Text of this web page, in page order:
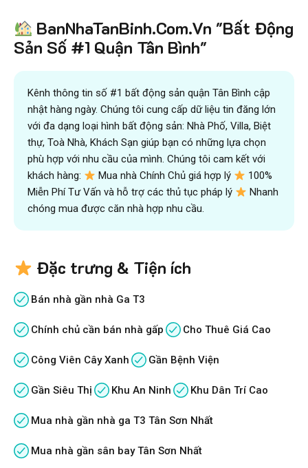
Tiết kiệmhơn 90% thời gian , mua bán được nhanh hơn
và kiếm được nhiều tiền hơn với sự trợ giúp đắc lực của
đội ngũ chuyên gia VICTORY REAL
Trên 10.500 Khách Hàng Đã Tìm Mua
Nhanh
BanNhaTanBinh.Com.Vn "Bất Động
Sản Số #1 Quận Tân Bình"
Kênh thông tin số #1 bất động sản quận Tân Bình cập
nhật hàng ngày. Chúng tôi cung cấp dữ liệu tin đăng lớn
với đa dạng loại hình bất động sản: Nhà Phố, Villa, Biệt
thự, Toà Nhà, Khách Sạn giúp bạn có những lựa chọn
phù hợp với nhu cầu của mình. Chúng tôi cam kết với
khách hàng:
Mua nhà Chính Chủ giá hợp lý
100%
Miễn Phí Tư Vấn và hỗ trợ các thủ tục pháp lý
Nhanh
chóng mua được căn nhà hợp nhu cầu.
Đặc trưng & Tiện ích
Bán nhà gần nhà Ga T3
Chính chủ cần bán nhà gấp Cho Thuê Giá Cao
Công Viên Cây Xanh Gần Bệnh Viện
Gần Siêu Thị Khu An Ninh Khu Dân Trí Cao
Mua nhà gần nhà ga T3 Tân Sơn Nhất
Mua nhà gần sân bay Tân Sơn Nhất